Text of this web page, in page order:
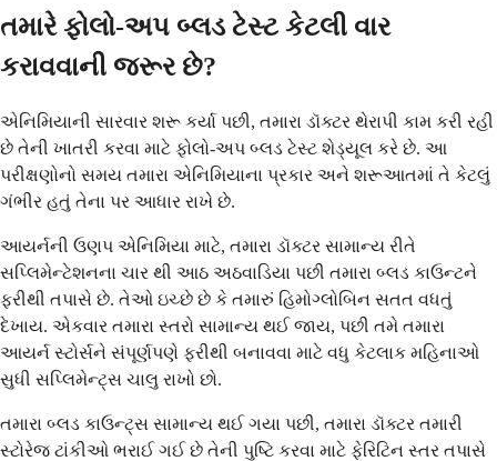
તમારે ફોલો-અપ બ્લડ ટેસ્ટ કેટલી વાર
કરાવવાની જરૂર છે?
એનિમિયાની સારવાર શરૂ કર્યા પછી, તમારા ડૉક્ટર થેરાપી કામ કરી રહી
છે તેની ખાતરી કરવા માટે ફોલો-અપ બ્લડ ટેસ્ટ શેડ્યૂલ કરે છે. આ
પરીક્ષણોનો સમય તમારા એનિમિયાના પ્રકાર અને શરૂઆતમાં તે કેટલું
ગંભીર હતું તેના પર આધાર રાખે છે.
આયર્નની ઉણપ એનિમિયા માટે, તમારા ડૉક્ટર સામાન્ય રીતે
સપ્લિમેન્ટેશનના ચાર થી આઠ અઠવાડિયા પછી તમારા બ્લડ કાઉન્ટને
ફરીથી તપાસે છે. તેઓ ઇચ્છે છે કે તમારું હિમોગ્લોબિન સતત વધતું
દેખાય. એકવાર તમારા સ્તરો સામાન્ય થઈ જાય, પછી તમે તમારા
આયર્ન સ્ટોર્સને સંપૂર્ણપણે ફરીથી બનાવવા માટે વધુ કેટલાક મહિનાઓ
સુધી સપ્લિમેન્ટ્સ ચાલુ રાખો છો.
તમારા બ્લડ કાઉન્ટ્સ સામાન્ય થઈ ગયા પછી, તમારા ડૉક્ટર તમારી
સ્ટોરેજ ટાંકીઓ ભરાઈ ગઈ છે તેની પુષ્ટિ કરવા માટે ફેરિટિન સ્તર તપાસે